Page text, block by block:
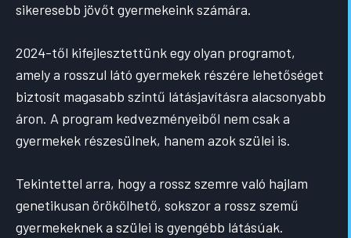
sikeresebb jövőt gyermekeink számára.
2024-től kifejlesztettünk egy olyan programot,
amely a rosszul látó gyermekek részére lehetőséget
biztosít magasabb szintű látásjavításra alacsonyabb
áron. A program kedvezményeiből nem csak a
gyermekek részesülnek, hanem azok szülei is.
Tekintettel arra, hogy a rossz szemre való hajlam
genetikusan örökölhető, sokszor a rossz szemű
gyermekeknek a szülei is gyengébb látásúak.